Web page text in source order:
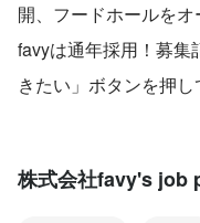
開、フードホールをオ
favyは通年採用！募集
きたい」ボタンを押
株式会社favy's job